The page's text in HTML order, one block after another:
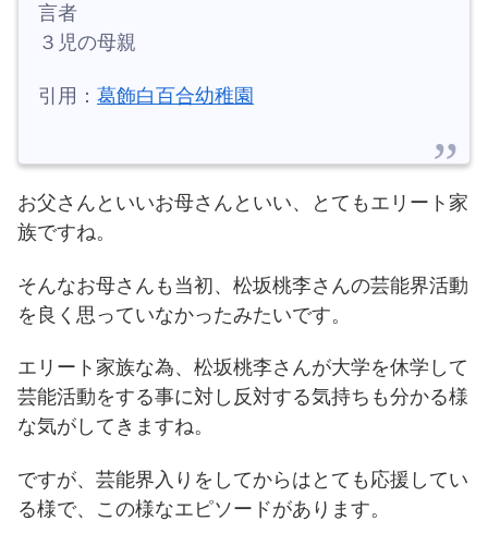
言者
３児の母親
引用： 葛飾白百合幼稚園
お父さんといいお母さんといい、とてもエリート家
族ですね。
そんなお母さんも当初、松坂桃李さんの芸能界活動
を良く思っていなかったみたいです。
エリート家族な為、松坂桃李さんが大学を休学して
芸能活動をする事に対し反対する気持ちも分かる様
な気がしてきますね。
ですが、芸能界入りをしてからはとても応援してい
る様で、この様なエピソードがあります。